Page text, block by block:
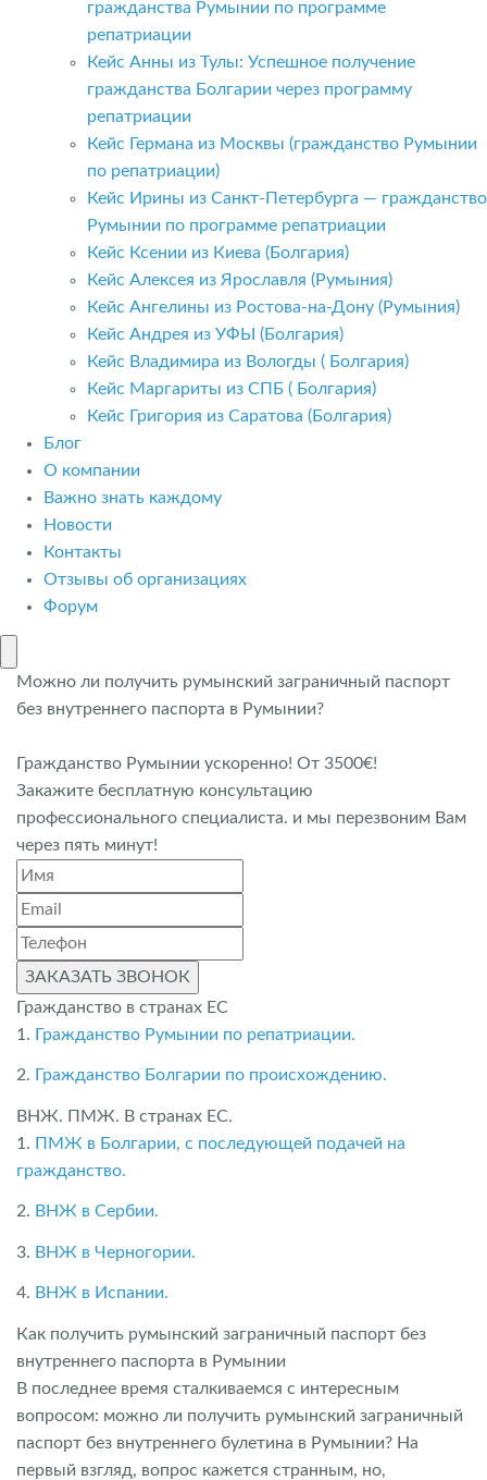
гражданства Румынии по программе
репатриации
Кейс Анны из Тулы: Успешное получение
гражданства Болгарии через программу
репатриации
Кейс Германа из Москвы (гражданство Румынии
по репатриации)
Кейс Ирины из Санкт-Петербурга — гражданство
Румынии по программе репатриации
Кейс Ксении из Киева (Болгария)
Кейс Алексея из Ярославля (Румыния)
Кейс Ангелины из Ростова-на-Дону (Румыния)
Кейс Андрея из УФЫ (Болгария)
Кейс Владимира из Вологды ( Болгария)
Кейс Маргариты из СПБ ( Болгария)
Кейс Григория из Саратова (Болгария)
Блог
О компании
Важно знать каждому
Новости
Контакты
Отзывы об организациях
Форум
Можно ли получить румынский заграничный паспорт
без внутреннего паспорта в Румынии?
Гражданство Румынии ускоренно! От 3500€!
Закажите бесплатную консультацию
профессионального специалиста. и мы перезвоним Вам
через пять минут!
ЗАКАЗАТЬ ЗВОНОК
Гражданство в странах ЕС
1. Гражданство Румынии по репатриации.
2. Гражданство Болгарии по происхождению.
ВНЖ. ПМЖ. В странах ЕС.
1. ПМЖ в Болгарии, с последующей подачей на
гражданство.
2. ВНЖ в Сербии.
3. ВНЖ в Черногории.
4. ВНЖ в Испании.
Как получить румынский заграничный паспорт без
внутреннего паспорта в Румынии
В последнее время сталкиваемся с интересным
вопросом: можно ли получить румынский заграничный
паспорт без внутреннего булетина в Румынии? На
первый взгляд, вопрос кажется странным, но,